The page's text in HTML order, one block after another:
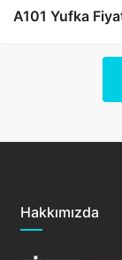
A101 Yufka
Hakkımızda